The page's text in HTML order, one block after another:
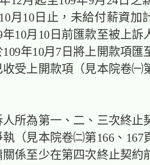
月10日止，未給付薪資加
年10月10日前匯款至被上訴
年10月7日將上開款項匯
受上開款項（見本院卷㈠
所為第一、二、三次終止
（見本院卷㈡第166、167
係至少在第四次終止契約